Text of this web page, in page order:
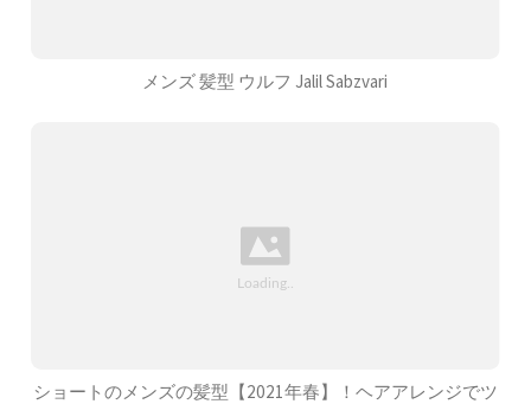
メンズ 髪型 ウルフ Jalil Sabzvari
ショートのメンズの髪型【2021年春】！ヘアアレンジでツ